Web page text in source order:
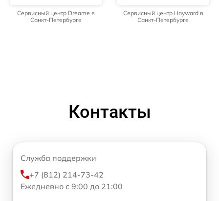
Сервисный центр Dreame в
Санкт-Петербурге
Сервисный центр Hayward в
Санкт-Петербурге
Контакты
Служба поддержки
+7 (812) 214-73-42
Ежедневно с 9:00 до 21:00